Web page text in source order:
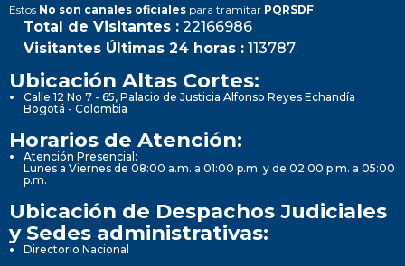
Estos No son canales oficiales para tramitar PQRSDF
Total de Visitantes : 22166986
Visitantes Últimas 24 horas : 113787
Ubicación Altas Cortes:
Calle 12 No 7 - 65, Palacio de Justicia Alfonso Reyes Echandía
Bogotá - Colombia
Horarios de Atención:
Atención Presencial:
Lunes a Viernes de 08:00 a.m. a 01:00 p.m. y de 02:00 p.m. a 05:00
p.m.
Ubicación de Despachos Judiciales
y Sedes administrativas:
Directorio Nacional